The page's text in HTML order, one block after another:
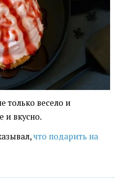
только весело и
и вкусно.
что подарить на